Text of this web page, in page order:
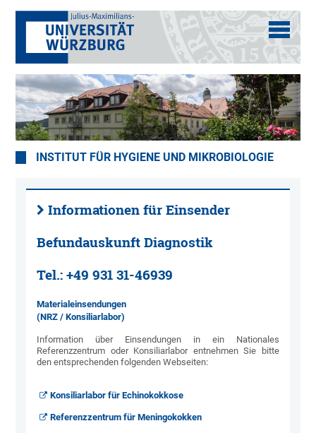
INSTITUT FÜR HYGIENE UND MIKROBIOLOGIE
Informationen für Einsender
Befundauskunft Diagnostik
Tel.: +49 931 31-46939
Materialeinsendungen
(NRZ / Konsiliarlabor)
Information über Einsendungen in ein Nationales
Referenzzentrum oder Konsiliarlabor entnehmen Sie bitte
den entsprechenden folgenden Webseiten:
Konsiliarlabor für Echinokokkose
Referenzzentrum für Meningokokken